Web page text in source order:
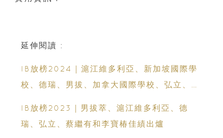
延伸閱讀 :
IB放榜2024｜滬江維多利亞、新加坡國際學
校、德瑞、男拔、加拿大國際學校、弘立、聖
IB放榜2023｜男拔萃、滬江維多利亞、德
瑞、弘立、蔡繼有和李寶椿佳績出爐